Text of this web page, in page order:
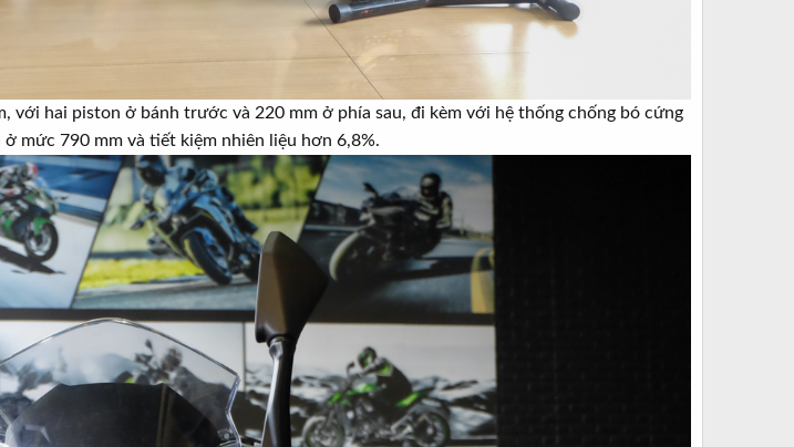
với hai piston ở bánh trước và 220 mm ở phía sau, đi kèm với hệ thống chống bó cứng
mức 790 mm và tiết kiệm nhiên liệu hơn 6,8%.